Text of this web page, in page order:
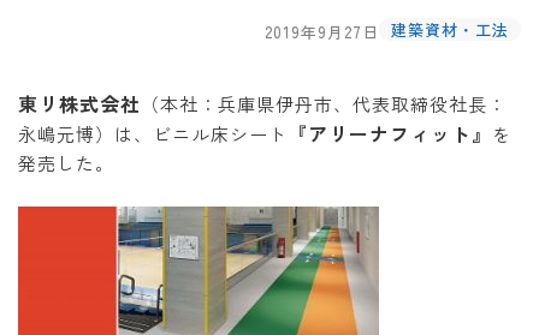
2019年9月27日 建築資材・工法
東リ株式会社 （本社：兵庫県伊丹市、代表取締役社長：
永嶋元博）は、ビニル床シート
『アリーナフィット』 を
発売した。